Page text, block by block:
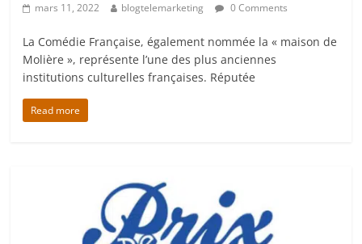
mars 11, 2022 blogtelemarketing 0 Comments
La Comédie Française, également nommée la « maison de
Molière », représente l’une des plus anciennes
institutions culturelles françaises. Réputée
Read more